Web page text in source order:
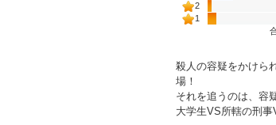
2
1
殺人の容疑をかけら
場！
それを追うのは、容
大学生VS所轄の刑事